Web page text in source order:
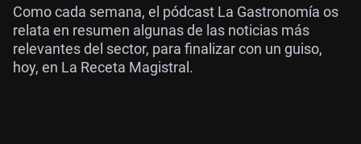
Como cada semana, el pódcast La Gastronomía os
relata en resumen algunas de las noticias más
relevantes del sector, para finalizar con un guiso,
hoy, en La Receta Magistral.